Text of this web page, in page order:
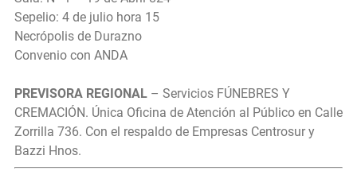
Sepelio: 4 de julio hora 15
Necrópolis de Durazno
Convenio con ANDA
PREVISORA REGIONAL – Servicios FÚNEBRES Y
CREMACIÓN. Única Oficina de Atención al Público en Calle
Zorrilla 736. Con el respaldo de Empresas Centrosur y
Bazzi Hnos.